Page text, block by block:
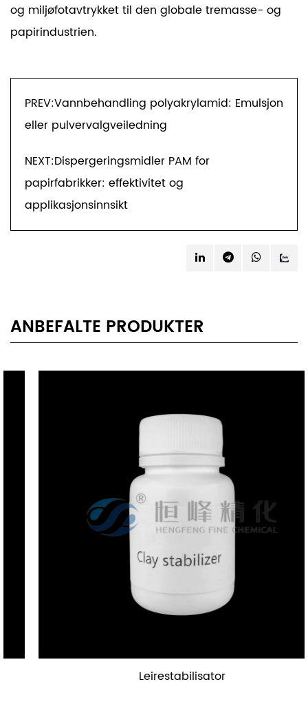
og miljøfotavtrykket til den globale tremasse- og
papirindustrien.
PREV:Vannbehandling polyakrylamid: Emulsjon
eller pulvervalgveiledning
NEXT:Dispergeringsmidler PAM for
papirfabrikker: effektivitet og
applikasjonsinnsikt
ANBEFALTE PRODUKTER
Leirestabilisator